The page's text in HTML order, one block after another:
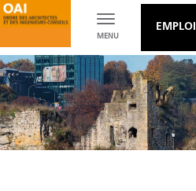
Toggle
navigation
MENU
EMPLOI